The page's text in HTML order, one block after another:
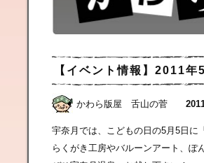
【イベント情報】2011
かわら版屋 舌山の菅
宇奈月では、こどもの日の5月5日に
らくがき工房やバルーンアート、ぽ